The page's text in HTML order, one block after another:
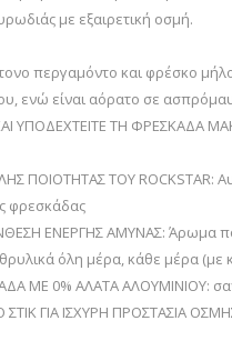
με εξαιρετική οσμή.
περγαμόντο και φρέσκο
ενώ είναι αόρατο σε
ΥΠΟΔΕΧΤΕΙΤΕ ΤΗ ΦΡΕΣΚΑΔΑ
ΠΟΙΟΤΗΤΑΣ ΤΟΥ ROCKSTAR:
φρεσκάδας
ΕΝΕΡΓΗΣ ΑΜΥΝΑΣ: Άρωμα
θρυλικά όλη μέρα, κάθε μέρα
ΜΕ 0% ΑΛΑΤΑ ΑΛΟΥΜΙΝΙΟΥ: σαν
ΓΙΑ ΙΣΧΥΡΗ ΠΡΟΣΤΑΣΙΑ